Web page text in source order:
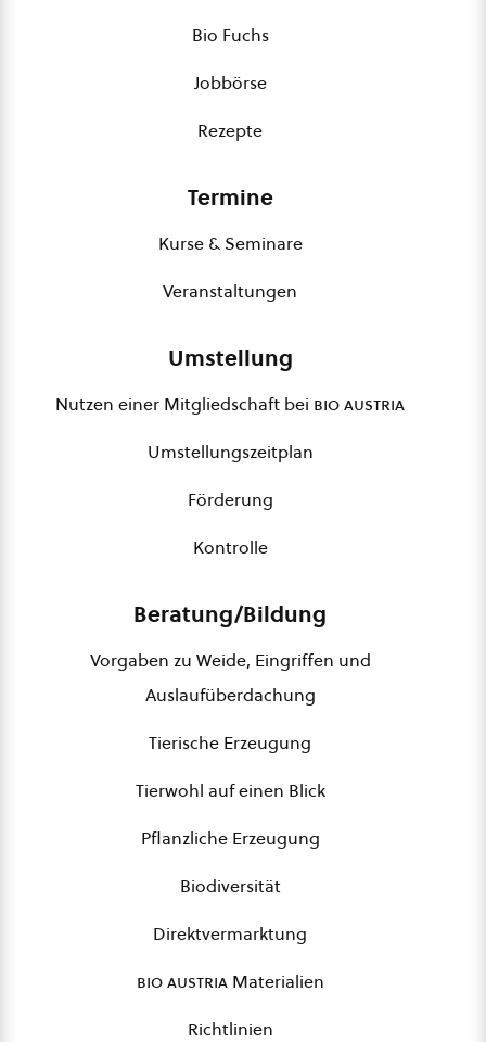
Bio Fuchs
Jobbörse
Rezepte
Termine
Kurse & Seminare
Veranstaltungen
Umstellung
Nutzen einer Mitgliedschaft bei bio austria
Umstellungszeitplan
Förderung
Kontrolle
Beratung/Bildung
Vorgaben zu Weide, Eingriffen und
Auslaufüberdachung
Tierische Erzeugung
Tierwohl auf einen Blick
Pflanzliche Erzeugung
Biodiversität
Direktvermarktung
bio austriaMaterialien
Richtlinien